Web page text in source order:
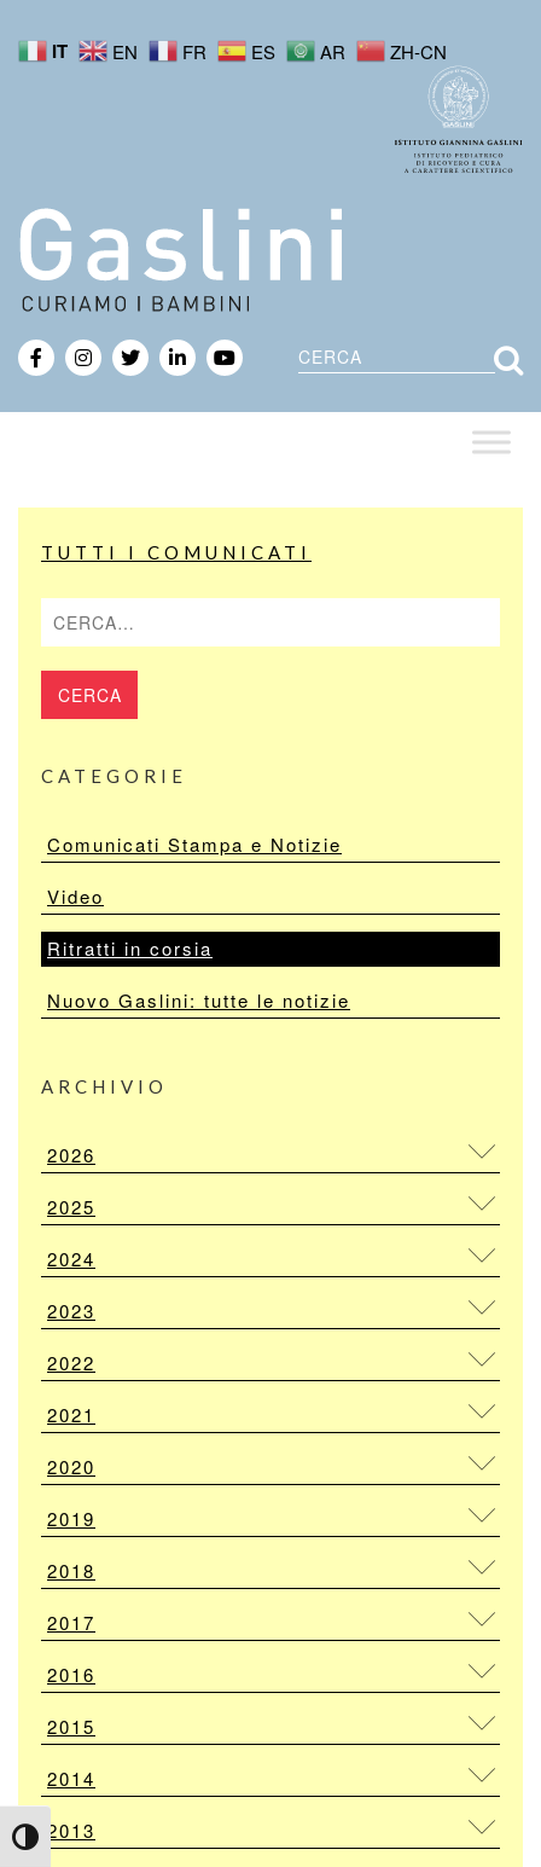
Attiva/disattiva alto contrasto
IT EN FR ES AR ZH-CN
Cerca
TUTTI I COMUNICATI
CATEGORIE
Comunicati Stampa e Notizie
Video
Ritratti in corsia
Nuovo Gaslini: tutte le notizie
ARCHIVIO
2026
2025
2024
2023
2022
2021
2020
2019
2018
2017
2016
2015
2014
2013